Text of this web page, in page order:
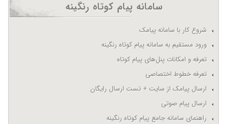
سامانه پيام کوتاه رنگينه
شروع کار با سامانه پيامک
ورود مستقیم به سامانه پیام کوتاه رنگینه
تعرفه و امکانات پنل‌های پيام کوتاه
تعرفه خطوط اختصاصی
ارسال پيامک از سايت + تست ارسال رایگان
ارسال پیام صوتی
راهنمای سامانه جامع پیام کوتاه رنگینه